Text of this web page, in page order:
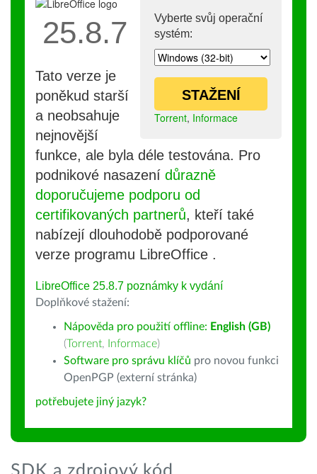
Vyberte svůj operační
systém:
STAŽENÍ
Torrent, Informace
25.8.7
Tato verze je
poněkud starší
a neobsahuje
nejnovější
funkce, ale byla déle testována. Pro
podnikové nasazení důrazně
doporučujeme podporu od
certifikovaných partnerů, kteří také
nabízejí dlouhodobě podporované
verze programu LibreOffice .
LibreOffice 25.8.7 poznámky k vydání
Doplňkové stažení:
Nápověda pro použití offline: English (GB)
(Torrent, Informace)
Software pro správu klíčů pro novou funkci
OpenPGP (externí stránka)
potřebujete jiný jazyk?